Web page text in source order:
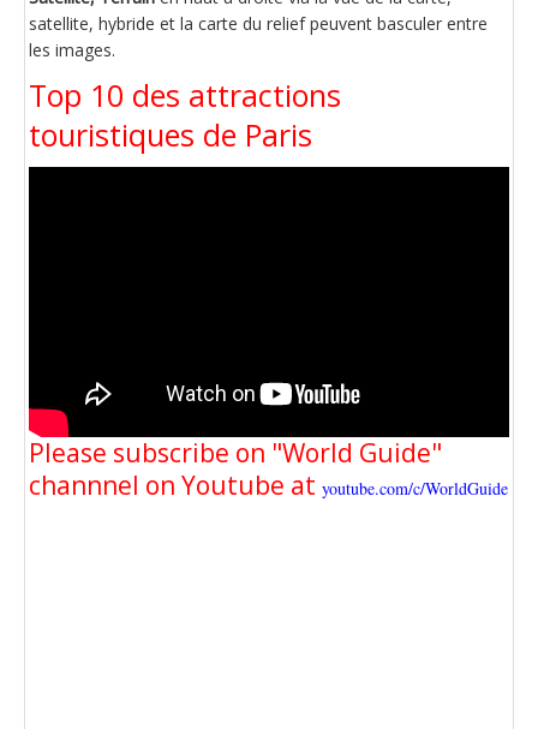
satellite, hybride et la carte du relief peuvent basculer entre
les images.
Top 10 des attractions
touristiques de Paris
Please subscribe on "World Guide"
channnel on Youtube at youtube.com/c/WorldGuide